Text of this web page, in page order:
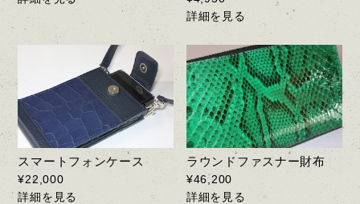
詳細を見る
スマートフォンケース
¥22,000
詳細を見る
ラウンドファスナー財布
¥46,200
詳細を見る